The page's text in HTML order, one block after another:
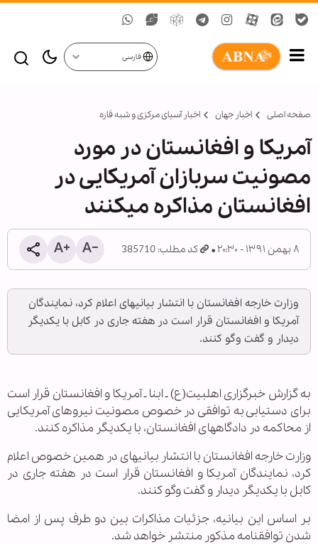
فارسی
صفحه اصلی اخبار جهان اخبار آسیای مرکزی و شبه قاره
آمریکا و افغانستان در مورد
مصونیت سربازان آمریکایی در
افغانستان مذاکره می‎کنند
۸ بهمن ۱۳۹۱ - ۲۰:۳۰ کد مطلب: 385710
وزارت خارجه افغانستان با انتشار بیانیه‎ای اعلام کرد، نمایندگان
آمریکا و افغانستان قرار است در هفته جاری در کابل با یک‎دیگر
دیدار و گفت وگو کنند.
به گزارش خبرگزاری اهل‏بیت(ع) ـ ابنا ـ آمریکا و افغانستان قرار است
برای دستیابی به توافقی در خصوص مصونیت نیروهای آمریکایی
از محاکمه در دادگاه‎های افغانستان، با یک‎دیگر مذاکره کنند.
وزارت خارجه افغانستان با انتشار بیانیه‎ای در همین خصوص اعلام
کرد، نمایندگان آمریکا و افغانستان قرار است در هفته جاری در
کابل با یک‎دیگر دیدار و گفت وگو کنند.
بر اساس این بیانیه، جزئیات مذاکرات بین دو طرف پس از امضا
شدن توافقنامه مذکور منتشر خواهد شد.